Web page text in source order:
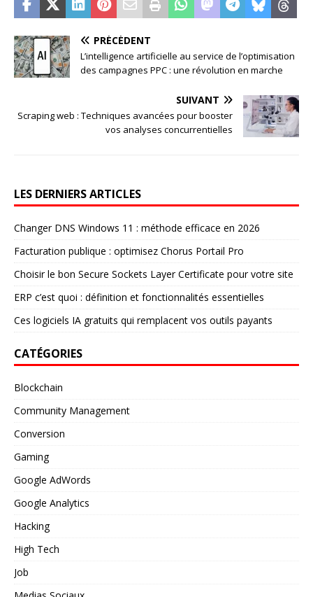
PRÉCÉDENT
L’intelligence artificielle au service de l’optimisation
des campagnes PPC : une révolution en marche
SUIVANT
Scraping web : Techniques avancées pour booster
vos analyses concurrentielles
LES DERNIERS ARTICLES
Changer DNS Windows 11 : méthode efficace en 2026
Facturation publique : optimisez Chorus Portail Pro
Choisir le bon Secure Sockets Layer Certificate pour votre site
ERP c’est quoi : définition et fonctionnalités essentielles
Ces logiciels IA gratuits qui remplacent vos outils payants
CATÉGORIES
Blockchain
Community Management
Conversion
Gaming
Google AdWords
Google Analytics
Hacking
High Tech
Job